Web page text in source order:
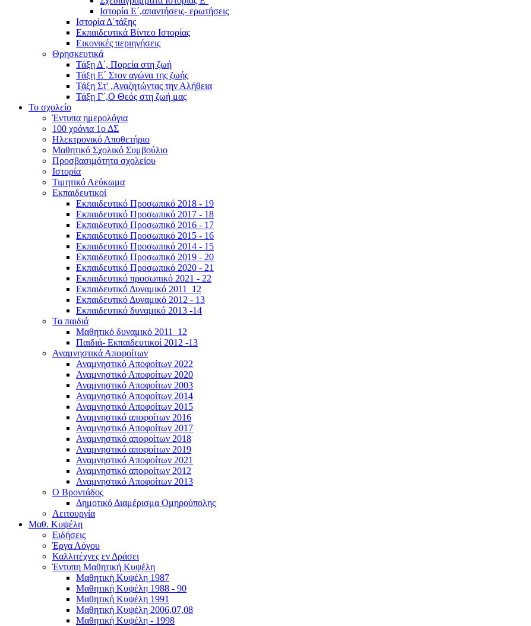
Ιστορία Ε΄,απαντήσεις- ερωτήσεις
Ιστορία Δ΄τάξης
Εκπαιδευτικά Βίντεο Ιστορίας
Εικονικές περιηγήσεις
Θρησκευτικά
Τάξη Δ΄, Πορεία στη ζωή
Τάξη Ε΄ Στον αγώνα της ζωής
Τάξη Στ' ,Αναζητώντας την Αλήθεια
Τάξη Γ΄,Ο Θεός στη ζωή μας
Το σχολείο
Έντυπα ημερολόγια
100 χρόνια 1ο ΔΣ
Ηλεκτρονικό Αποθετήριο
Μαθητικό Σχολικό Συμβούλιο
Προσβασιμότητα σχολείου
Ιστορία
Τιμητικό Λεύκωμα
Εκπαιδευτικοί
Εκπαιδευτικό Προσωπικό 2018 - 19
Εκπαιδευτικό Προσωπικό 2017 - 18
Εκπαιδευτικό Προσωπικό 2016 - 17
Εκπαιδευτικό Προσωπικό 2015 - 16
Εκπαιδευτικό Προσωπικό 2014 - 15
Εκπαιδευτικό Προσωπικό 2019 - 20
Εκπαιδευτικό Προσωπικό 2020 - 21
Εκπαιδευτικό προσωπικό 2021 - 22
Εκπαιδευτικό Δυναμικό 2011_12
Εκπαιδευτικό Δυναμικό 2012 - 13
Εκπαιδευτικό δυναμικό 2013 -14
Τα παιδιά
Μαθητικό δυναμικό 2011_12
Παιδιά- Εκπαιδευτικοί 2012 -13
Αναμνηστικά Αποφοίτων
Αναμνηστικό Αποφοίτων 2022
Αναμνηστικό Αποφοίτων 2020
Αναμνηστικό Αποφοίτων 2003
Αναμνηστικό Αποφοίτων 2014
Αναμνηστικό Αποφοίτων 2015
Αναμνηστικό αποφοίτων 2016
Αναμνηστικό Αποφοίτων 2017
Αναμνηστικό αποφοίτων 2018
Αναμνηστικό αποφοίτων 2019
Αναμνηστικό Αποφοίτων 2021
Αναμνηστικό αποφοίτων 2012
Αναμνηστικό Αποφοίτων 2013
Ο Βροντάδος
Δημοτικό Διαμέρισμα Ομηρούπολης
Λειτουργία
Μαθ. Κυψέλη
Ειδήσεις
Έργα Λόγου
Καλλιτέχνες εν Δράσει
Έντυπη Μαθητική Κυψέλη
Μαθητική Κυψέλη 1987
Μαθητική Κυψέλη 1988 - 90
Μαθητική Κυψέλη 1991
Μαθητική Κυψέλη 2006,07,08
Μαθητική Κυψέλη - 1998